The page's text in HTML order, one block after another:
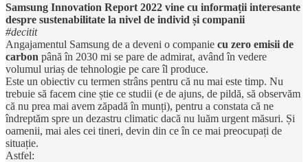
Samsung Innovation Report 2022 vine cu informații interesante
despre sustenabilitate la nivel de individ și companii
#decitit
Angajamentul Samsung de a deveni o companie cu zero emisii de
carbon până în 2030 mi se pare de admirat, având în vedere
volumul uriaș de tehnologie pe care îl produce.
Este un obiectiv cu termen strâns pentru că nu mai este timp. Nu
trebuie să facem cine știe ce studii (e de ajuns, de pildă, să observăm
că nu prea mai avem zăpadă în munți), pentru a constata că ne
îndreptăm spre un dezastru climatic dacă nu luăm urgent măsuri. Și
oamenii, mai ales cei tineri, devin din ce în ce mai preocupați de
situație.
Astfel: